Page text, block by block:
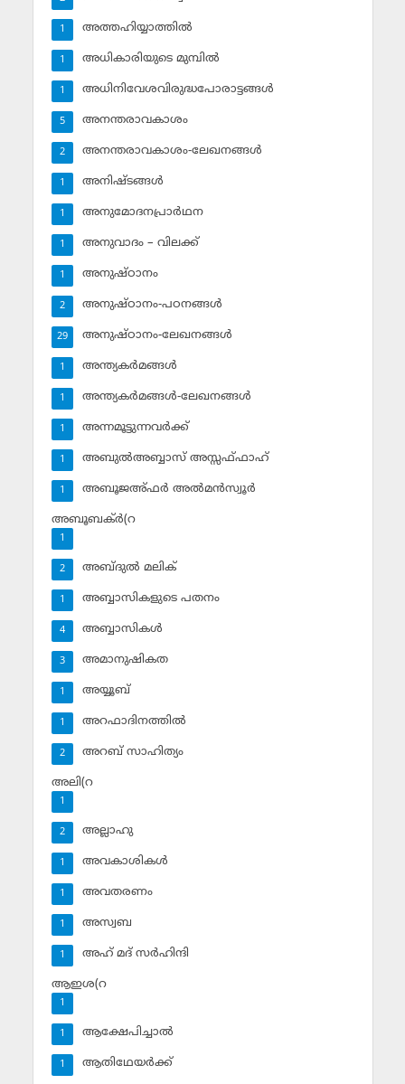
അത്തഹിയ്യാത്തില്‍
1
അധികാരിയുടെ മുമ്പില്‍
1
അധിനിവേശവിരുദ്ധപോരാട്ടങ്ങള്‍
1
അനന്തരാവകാശം
5
അനന്തരാവകാശം-ലേഖനങ്ങള്‍
2
അനിഷ്ടങ്ങള്‍
1
അനുമോദനപ്രാര്‍ഥന
1
അനുവാദം – വിലക്ക്‌
1
അനുഷ്ഠാനം
1
അനുഷ്ഠാനം-പഠനങ്ങള്‍
2
അനുഷ്ഠാനം-ലേഖനങ്ങള്‍
29
അന്ത്യകര്‍മങ്ങള്‍
1
അന്ത്യകര്‍മങ്ങള്‍-ലേഖനങ്ങള്‍
1
അന്നമൂട്ടുന്നവര്‍ക്ക്
1
അബുല്‍അബ്ബാസ് അസ്സഫ്ഫാഹ്‌
1
അബൂജഅ്ഫര്‍ അല്‍മന്‍സ്വൂര്‍
1
അബൂബക്ര്‍(റ
1
അബ്ദുല്‍ മലിക്‌
2
അബ്ബാസികളുടെ പതനം
1
അബ്ബാസികള്‍
4
അമാനുഷികത
3
അയ്യൂബ്‌
1
അറഫാദിനത്തില്‍
1
അറബ് സാഹിത്യം
2
അലി(റ
1
അല്ലാഹു
2
അവകാശികള്‍
1
അവതരണം
1
അസ്വബ
1
അഹ് മദ് സര്‍ഹിന്ദി
1
ആഇശ(റ
1
ആക്ഷേപിച്ചാല്‍
1
ആതിഥേയര്‍ക്ക്
1